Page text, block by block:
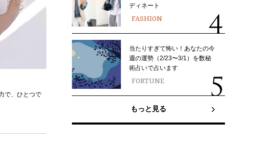
で、ひとつで
ディネート
FASHION
当たりすぎて怖い！あなたの今
週の運勢（2/23〜3/1）を数秘
術占いで占います
FORTUNE
もっと見る